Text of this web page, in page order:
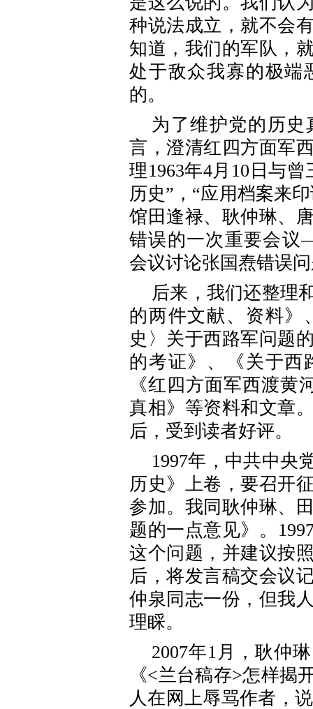
种说法成立，就不会
知道，我们的军队，
处于敌众我寡的极端
的。
为了维护党的历
言，澄清红四方面军
理1963年4月10日与
历史”，“应用档案来
馆田逢禄、耿仲琳、
错误的一次重要会议
会议讨论张国焘错误
后来，我们还整理
的两件文献、资料》
史〉关于西路军问题
的考证》、《关于西
《红四方面军西渡黄
真相》等资料和文章
后，受到读者好评。
1997年，中共中央
历史》上卷，要召开
参加。我同耿仲琳、
题的一点意见》。
这个问题，并建议按
后，将发言稿交会议
仲泉同志一份，但我
理睬。
2007年1月，耿仲
《<兰台稿存>怎样揭
人在网上辱骂作者，